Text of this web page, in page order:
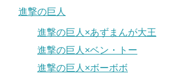
進撃の巨人
進撃の巨人×あずまんが大王
進撃の巨人×ベン・トー
進撃の巨人×ボーボボ